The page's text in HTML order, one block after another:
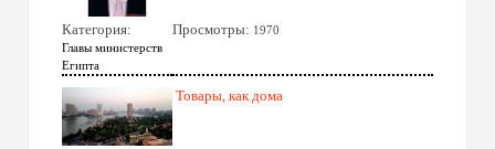
Категория:
Главы министерств
Египта
Просмотры: 1970
Товары, как дома